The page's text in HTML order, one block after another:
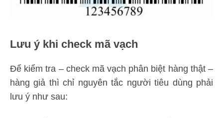
Lưu ý khi check mã vạch
Để kiểm tra – check mã vạch phân biệt hàng thật –
hàng giả thì chỉ nguyên tắc người tiêu dùng phải
lưu ý như sau: